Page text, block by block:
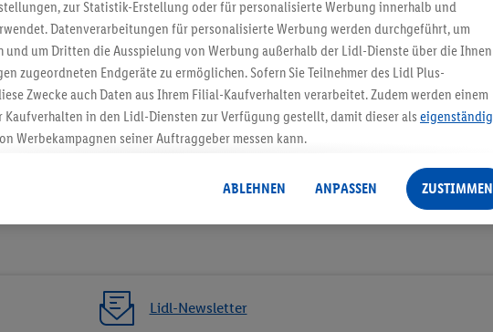
Gutschein sichern!
Lidl-Newsletter
zur Statistik-Erstellung oder für personalisierte Werbung innerhalb und
Datenverarbeitungen für personalisierte Werbung werden durchgeführt, um
und um Dritten die Ausspielung von Werbung außerhalb der Lidl-Dienste über die Ihnen
zugeordneten Endgeräte zu ermöglichen. Sofern Sie Teilnehmer des Lidl Plus-
Zwecke auch Daten aus Ihrem Filial-Kaufverhalten verarbeitet. Zudem werden einem
Kaufverhalten in den Lidl-Diensten zur Verfügung gestellt, damit dieser als eigenständig
Werbekampagnen seiner Auftraggeber messen kann.
die Zusammenführung von Daten (z.B. über Ihre Nutzung der Lidl-Dienste, Ihr
Informationen aus Ihrem Kundenkonto - z.B. Alter oder Geschlecht - sowie Ihre
verschiedene Endgeräte und Lidl-Dienste hinweg einschließlich dem Speichern von
zur Zielgruppenforschung, zur Entwicklung von Angeboten sowie zur technischen
Werbeausspielungen.
ABLEHNEN ANPASSEN ZUSTIMMEN